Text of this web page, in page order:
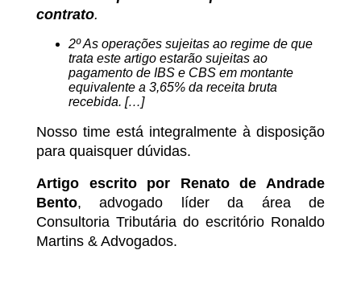
contrato.
2º As operações sujeitas ao regime de que
trata este artigo estarão sujeitas ao
pagamento de IBS e CBS em montante
equivalente a 3,65% da receita bruta
recebida. […]
Nosso time está integralmente à disposição
para quaisquer dúvidas.
Artigo escrito por Renato de Andrade
Bento, advogado líder da área de
Consultoria Tributária do escritório Ronaldo
Martins & Advogados.